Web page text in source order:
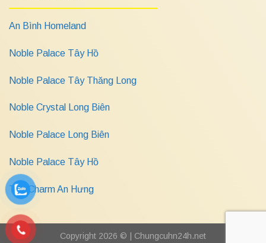
An Bình Homeland
Noble Palace Tây Hồ
Noble Palace Tây Thăng Long
Noble Crystal Long Biên
Noble Palace Long Biên
Noble Palace Tây Hồ
The Charm An Hưng
Copyright 2026 © | Chungcuhn24h.net